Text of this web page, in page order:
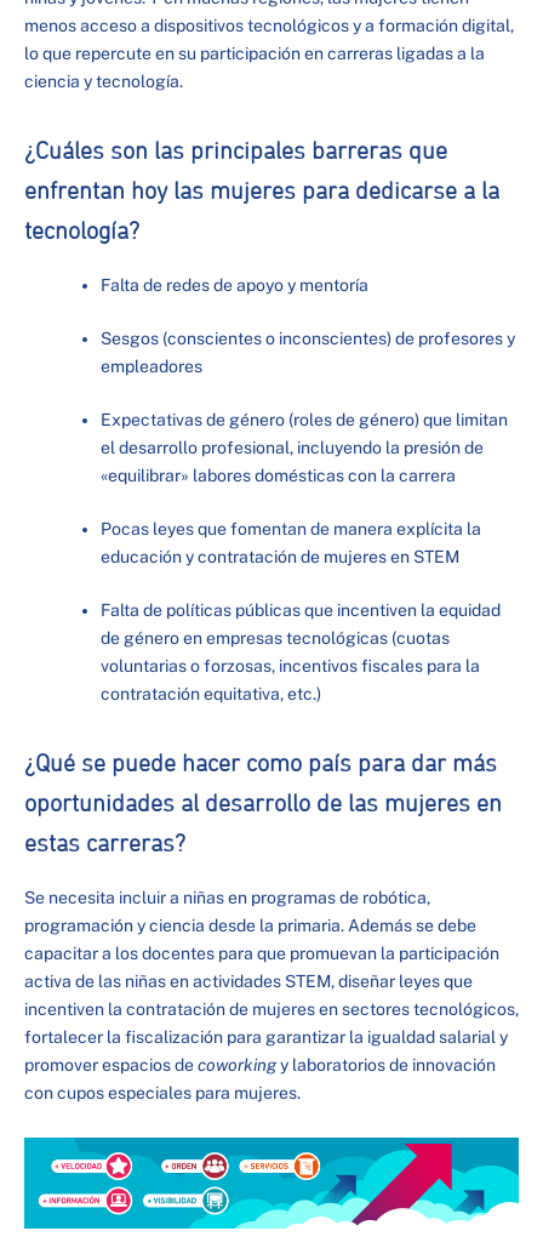
menos acceso a dispositivos tecnológicos y a formación digital,
lo que repercute en su participación en carreras ligadas a la
ciencia y tecnología.
¿Cuáles son las principales barreras que
enfrentan hoy las mujeres para dedicarse a la
tecnología?
Falta de redes de apoyo y mentoría
Sesgos (conscientes o inconscientes) de profesores y
empleadores
Expectativas de género (roles de género) que limitan
el desarrollo profesional, incluyendo la presión de
«equilibrar» labores domésticas con la carrera
Pocas leyes que fomentan de manera explícita la
educación y contratación de mujeres en STEM
Falta de políticas públicas que incentiven la equidad
de género en empresas tecnológicas (cuotas
voluntarias o forzosas, incentivos fiscales para la
contratación equitativa, etc.)
¿Qué se puede hacer como país para dar más
oportunidades al desarrollo de las mujeres en
estas carreras?
Se necesita incluir a niñas en programas de robótica,
programación y ciencia desde la primaria. Además se debe
capacitar a los docentes para que promuevan la participación
activa de las niñas en actividades STEM, diseñar leyes que
incentiven la contratación de mujeres en sectores tecnológicos,
fortalecer la fiscalización para garantizar la igualdad salarial y
promover espacios decoworkingy laboratorios de innovación
con cupos especiales para mujeres.